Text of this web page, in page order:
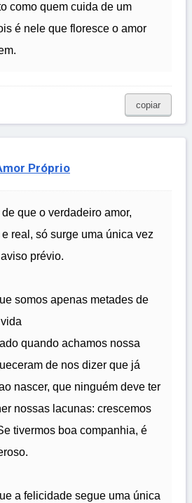
como quem cuida de um
é nele que floresce o amor
copiar
Próprio
que o verdadeiro amor,
real, só surge uma única vez
prévio.
somos apenas metades de
quando achamos nossa
de nos dizer que já
nascer, que ninguém deve ter
nossas lacunas: crescemos
tivermos boa companhia, é
a felicidade segue uma única